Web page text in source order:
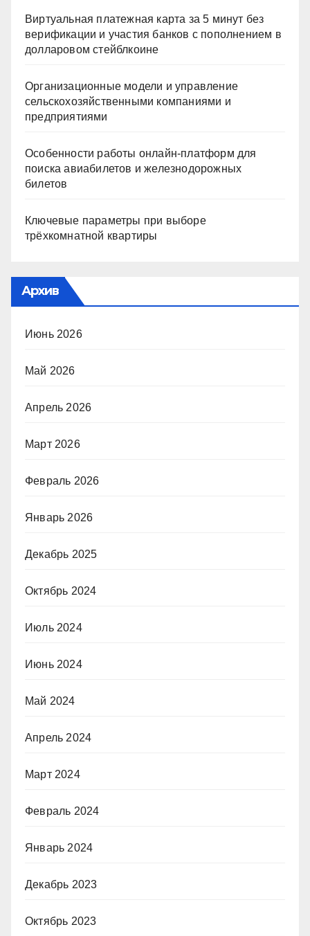
Виртуальная платежная карта за 5 минут без
верификации и участия банков с пополнением в
долларовом стейблкоине
Организационные модели и управление
сельскохозяйственными компаниями и
предприятиями
Особенности работы онлайн-платформ для
поиска авиабилетов и железнодорожных
билетов
Ключевые параметры при выборе
трёхкомнатной квартиры
Архив
Июнь 2026
Май 2026
Апрель 2026
Март 2026
Февраль 2026
Январь 2026
Декабрь 2025
Октябрь 2024
Июль 2024
Июнь 2024
Май 2024
Апрель 2024
Март 2024
Февраль 2024
Январь 2024
Декабрь 2023
Октябрь 2023